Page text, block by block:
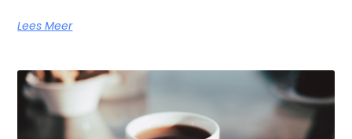
Lees Meer